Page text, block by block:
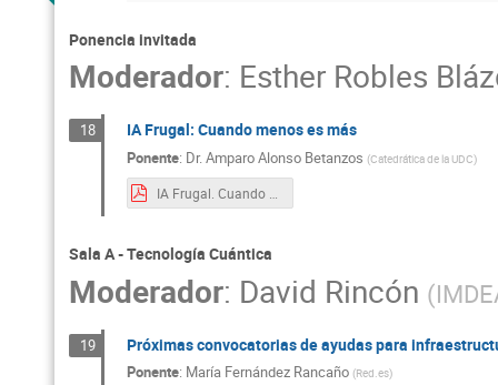
Ponencia invitada
Moderador: Esther Robles
18 IA Frugal: Cuando menos es más
Ponente: Dr.Amparo Alonso Betanzos (Catedrática de la UDC)
Sala A - Tecnología Cuántica
Moderador: David Rincón (
19 Próximas convocatorias de ayudas para
Ponente: María Fernández Rancaño (Red.es)